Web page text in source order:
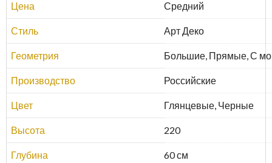
Цена Средний
Стиль Арт Деко
Геометрия Большие, Прямые, С
Производство Российские
Цвет Глянцевые, Черные
Высота 220
Глубина 60 см